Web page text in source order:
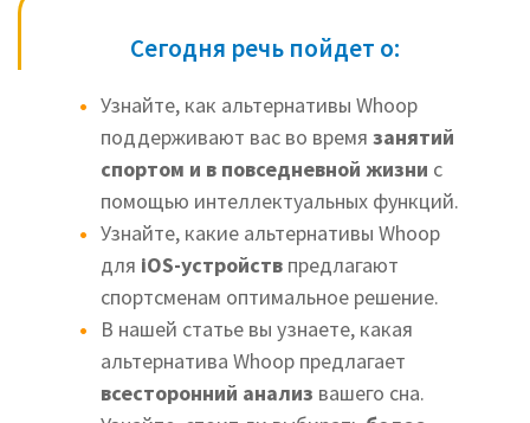
Сегодня речь пойдет о:
Узнайте, как альтернативы Whoop
поддерживают вас во время занятий
спортом и в повседневной жизни с
помощью интеллектуальных функций.
Узнайте, какие альтернативы Whoop
для iOS-устройств предлагают
спортсменам оптимальное решение.
В нашей статье вы узнаете, какая
альтернатива Whoop предлагает
всесторонний анализ вашего сна.